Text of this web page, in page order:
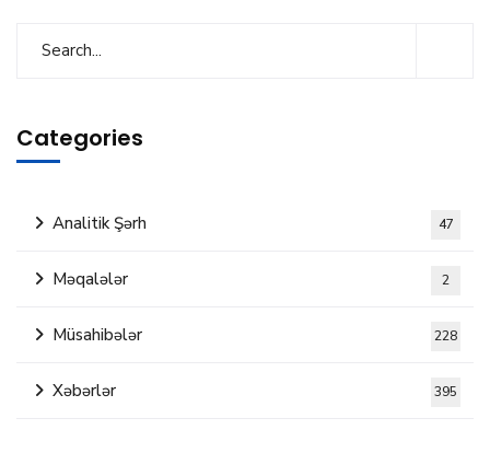
Categories
Analitik Şərh 47
Məqalələr 2
Müsahibələr 228
Xəbərlər 395